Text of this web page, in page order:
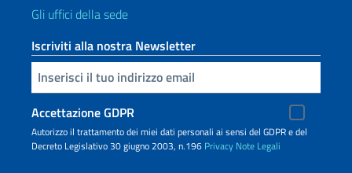
Gli uffici della sede
Iscriviti alla nostra Newsletter
Inserisci la tua email
Accettazione GDPR
Autorizzo il trattamento dei miei dati personali ai sensi del GDPR e del
Decreto Legislativo 30 giugno 2003, n.196 Privacy Note Legali